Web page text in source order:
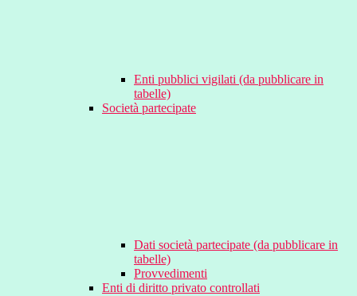
Enti pubblici vigilati (da pubblicare in
tabelle)
Società partecipate
Dati società partecipate (da pubblicare in
tabelle)
Provvedimenti
Enti di diritto privato controllati